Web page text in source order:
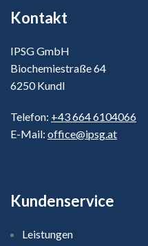
Kontakt
IPSG GmbH
Biochemiestraße 64
6250 Kundl
Telefon: +43 664 6104066
E-Mail: office@ipsg.at
Kundenservice
Leistungen